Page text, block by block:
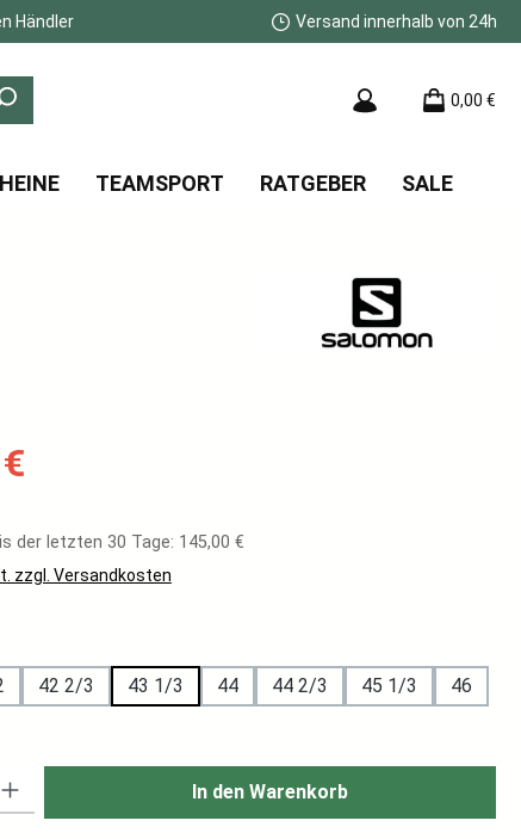
Händler Versand innerhalb von 24h
0,00 €
TEAMSPORT RATGEBER SALE
der letzten 30 Tage: 145,00 €
zzgl. Versandkosten
42 2/3 43 1/3 44 44 2/3 45 1/3
46
Gib den gewünschten Wert ein oder benutze die Schaltflächen um
In den Warenkorb